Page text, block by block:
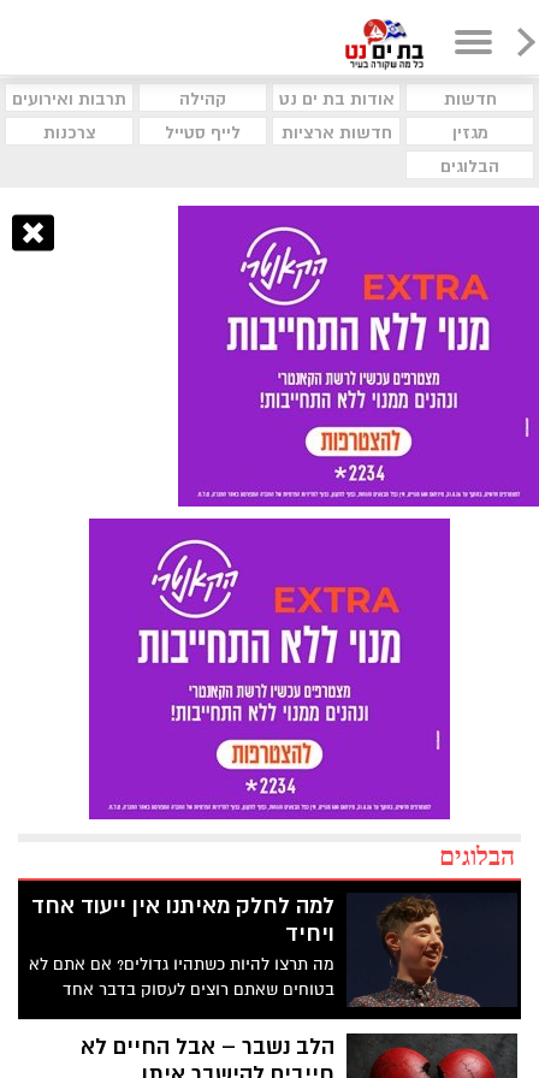
חדשות אודות בת ים נט קהילה
תרבות ואירועים
מגזין
חדשות ארציות לייף סטייל
צרכנות
הבלוגים
הבלוגים
למה לחלק מאיתנו אין ייעוד אחד
ויחיד
מה תרצו להיות כשתהיו גדולים? אם אתם לא
בטוחים שאתם רוצים לעסוק בדבר אחד
בלבד למשך כל חייכם – אתם ממש לא לבד.
בהרצאה מעוררת מחשבה זו, הסופרת
והאמנית אמילי וופניק מתארת אנשים שהיא
הלב נשבר – אבל החיים לא